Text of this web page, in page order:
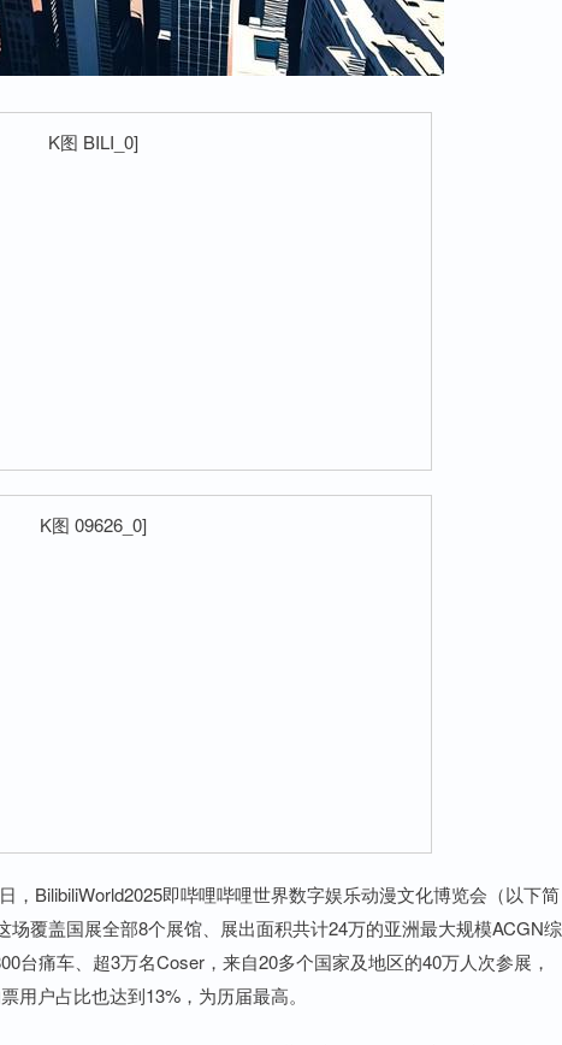
BilibiliWorld2025即哔哩哔哩世界数字娱乐动漫文化博览会（以下简
覆盖国展全部8个展馆、展出面积共计24万的亚洲最大规模ACGN综
台痛车、超3万名Coser，来自20多个国家及地区的40万人次参展，
用户占比也达到13%，为历届最高。